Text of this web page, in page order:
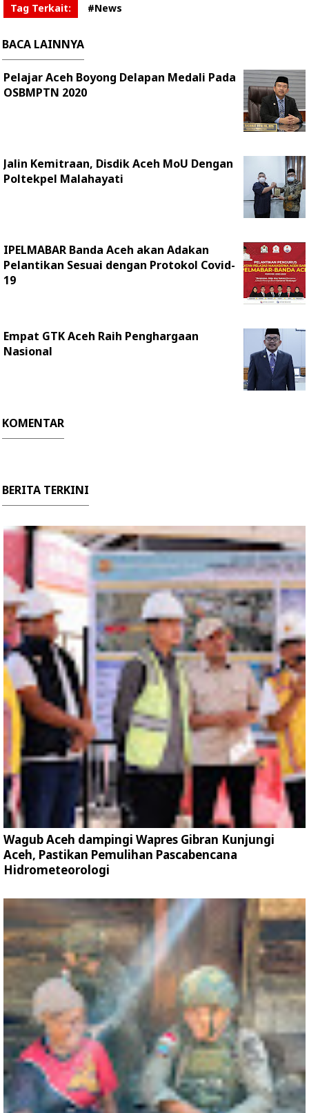
Tag Terkait: #News
BACA LAINNYA
Pelajar Aceh Boyong Delapan Medali Pada
OSBMPTN 2020
Jalin Kemitraan, Disdik Aceh MoU Dengan
Poltekpel Malahayati
IPELMABAR Banda Aceh akan Adakan
Pelantikan Sesuai dengan Protokol Covid-
19
Empat GTK Aceh Raih Penghargaan
Nasional
KOMENTAR
BERITA TERKINI
Wagub Aceh dampingi Wapres Gibran Kunjungi
Aceh, Pastikan Pemulihan Pascabencana
Hidrometeorologi